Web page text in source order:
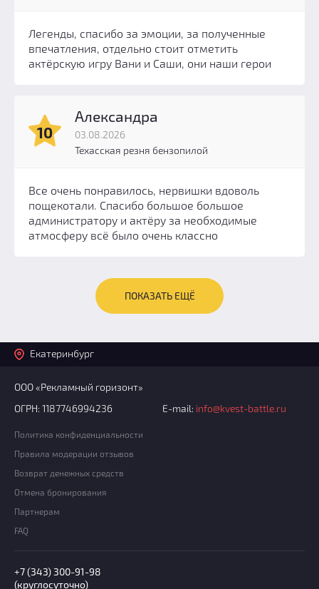
Легенды, спасибо за эмоции, за полученные
впечатления, отдельно стоит отметить
актёрскую игру Вани и Саши, они наши герои
10
Александра
03.08.2026
Техасская резня бензопилой
Все очень понравилось, нервишки вдоволь
пощекотали. Спасибо большое большое
администратору и актёру за необходимые
атмосферу всё было очень классно
ПОКАЗАТЬ ЕЩЁ
Екатеринбург
ООО «Рекламный горизонт»
ОГРН: 1187746994236
E-mail: info@kvest-battle.ru
Политика конфиденциальности
Правила модерации отзывов
Возврат денежных средств
Отмена бронирования
Партнерам
FAQ
+7 (343) 300-91-98
(круглосуточно)